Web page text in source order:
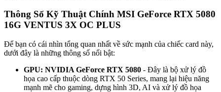
Thông Số Kỹ Thuật Chính MSI GeForce RTX 5080
16G VENTUS 3X OC PLUS
Để bạn có cái nhìn tổng quan nhất về sức mạnh của chiếc card này,
dưới đây là những thông số nổi bật:
GPU: NVIDIA GeForce RTX 5080 - Đây là bộ xử lý đồ
họa cao cấp thuộc dòng RTX 50 Series, mang lại hiệu năng
mạnh mẽ cho gaming, dựng hình 3D, AI và xử lý đồ họa